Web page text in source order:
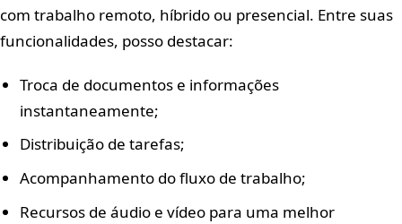
com trabalho remoto, híbrido ou presencial. Entre suas
funcionalidades, posso destacar:
Troca de documentos e informações
instantaneamente;
Distribuição de tarefas;
Acompanhamento do fluxo de trabalho;
Recursos de áudio e vídeo para uma melhor